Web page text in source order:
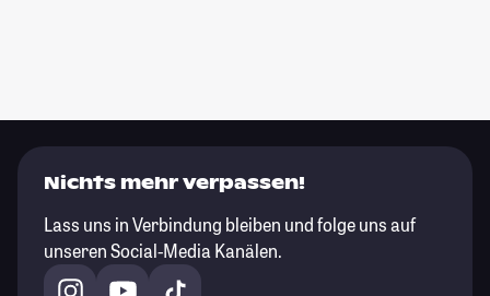
Nichts mehr verpassen!
Lass uns in Verbindung bleiben und folge uns auf
unseren Social-Media Kanälen.